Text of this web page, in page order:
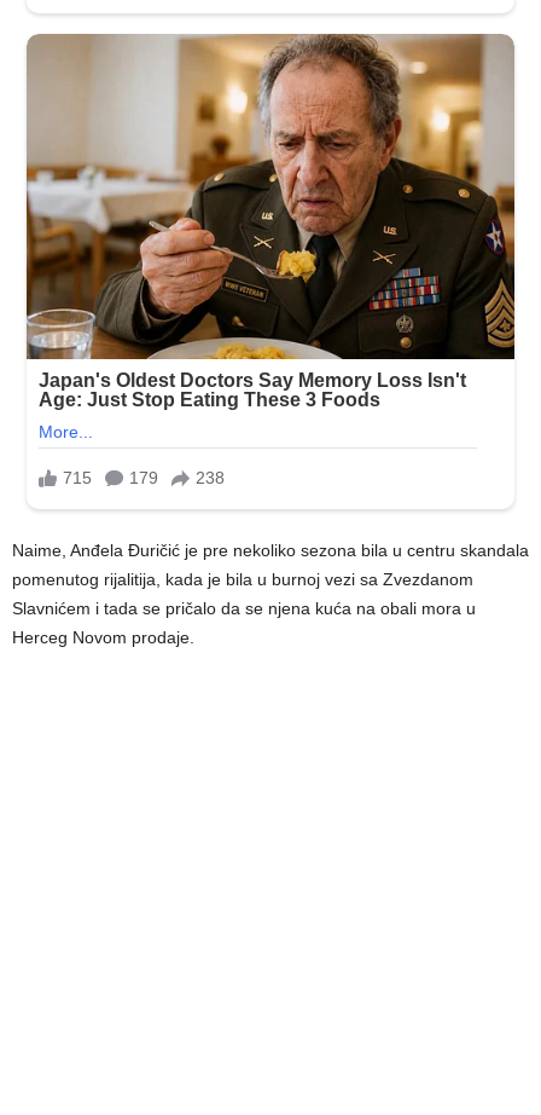
Naime, Anđela Đuričić je pre nekoliko sezona bila u centru skandala
pomenutog rijalitija, kada je bila u burnoj vezi sa Zvezdanom
Slavnićem i tada se pričalo da se njena kuća na obali mora u
Herceg Novom prodaje.